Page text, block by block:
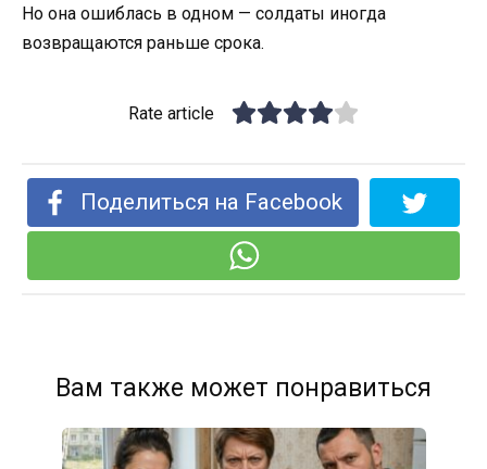
Но она ошиблась в одном — солдаты иногда
возвращаются раньше срока.
Rate article
Поделиться на Facebook
Вам также может понравиться